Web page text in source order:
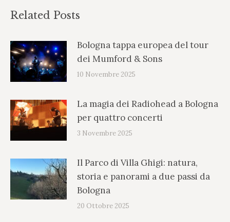
Related Posts
Bologna tappa europea del tour
dei Mumford & Sons
10 Novembre 2025
La magia dei Radiohead a Bologna
per quattro concerti
3 Novembre 2025
Il Parco di Villa Ghigi: natura,
storia e panorami a due passi da
Bologna
20 Ottobre 2025